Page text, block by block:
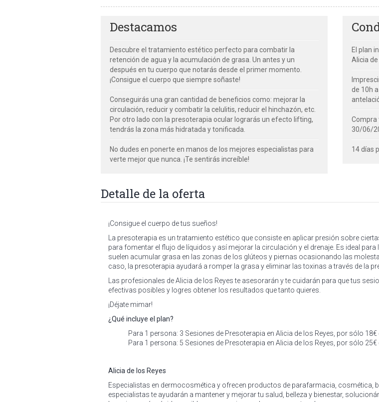
Destacamos
Descubre el tratamiento estético perfecto para combatir la
retención de agua y la acumulación de grasa. Un antes y un
después en tu cuerpo que notarás desde el primer momento.
¡Consigue el cuerpo que siempre soñaste!
Conseguirás una gran cantidad de beneficios como: mejorar la
circulación, reducir y combatir la celulitis, reducir el hinchazón, etc.
Por otro lado con la presoterapia ocular lograrás un efecto lifting,
tendrás la zona más hidratada y tonificada.
No dudes en ponerte en manos de los mejores especialistas para
verte mejor que nunca. ¡Te sentirás increíble!
El plan
Alicia de
de 10h
Compra
30/06/
14 días
Detalle de la oferta
¡Consigue el cuerpo de tus sueños!
La presoterapia es un tratamiento estético que consiste en aplicar presión sobre
para fomentar el flujo de líquidos y así mejorar la circulación y el drenaje. Es ideal
suelen acumular grasa en las zonas de los glúteos y piernas ocasionando las
caso, la presoterapia ayudará a romper la grasa y eliminar las toxinas a través de la
Las profesionales de Alicia de los Reyes te asesorarán y te cuidarán para que tus
efectivas posibles y logres obtener los resultados que tanto quieres.
¡Déjate mimar!
¿Qué incluye el plan?
Para 1 persona: 3 Sesiones de Presoterapia en Alicia de los Reyes, por sólo 18€
Para 1 persona: 5 Sesiones de Presoterapia en Alicia de los Reyes, por sólo 25€
Alicia de los Reyes
Especialistas en dermocosmética y ofrecen productos de parafarmacia, cosmética,
especialistas te ayudarán a mantener y mejorar tu salud, belleza y bienestar,